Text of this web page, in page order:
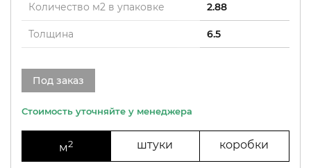
Количество м2 в упаковке 2.88
Толщина 6.5
Под заказ
м2 штуки коробки